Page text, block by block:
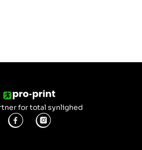
for total synlighed